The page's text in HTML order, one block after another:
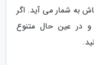
به شمار می آید. اگر
و در عین حال متنوع